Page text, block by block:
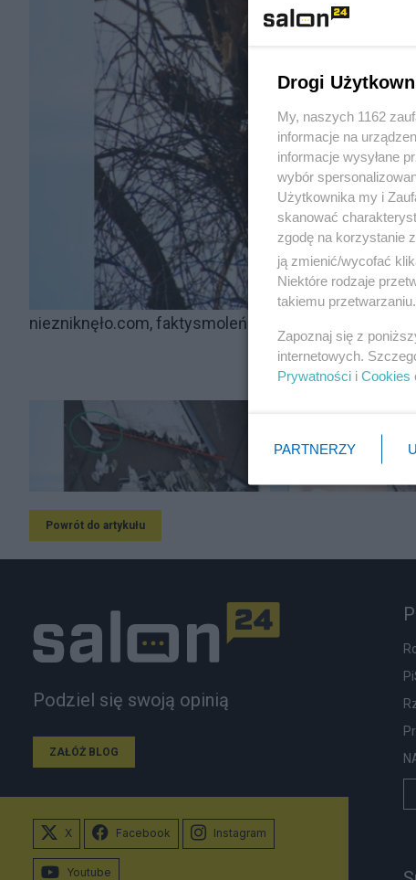
niezniknęło.com, faktysmoleńsk.pl
Powrót do artykułu
Podziel się swoją opinią
ZAŁÓŻ BLOG
X Facebook Instagram
Youtube
Drogi
My, naszych 1162
informacje na
informacje wysyłane
wybór
Użytkownika my i
skanować
zgodę na korzystanie
ją zmienić/wycofać
Niektóre rodzaje
takiemu
Zapoznaj się z
internetowych.
Prywatności i Cookies
PARTNERZY